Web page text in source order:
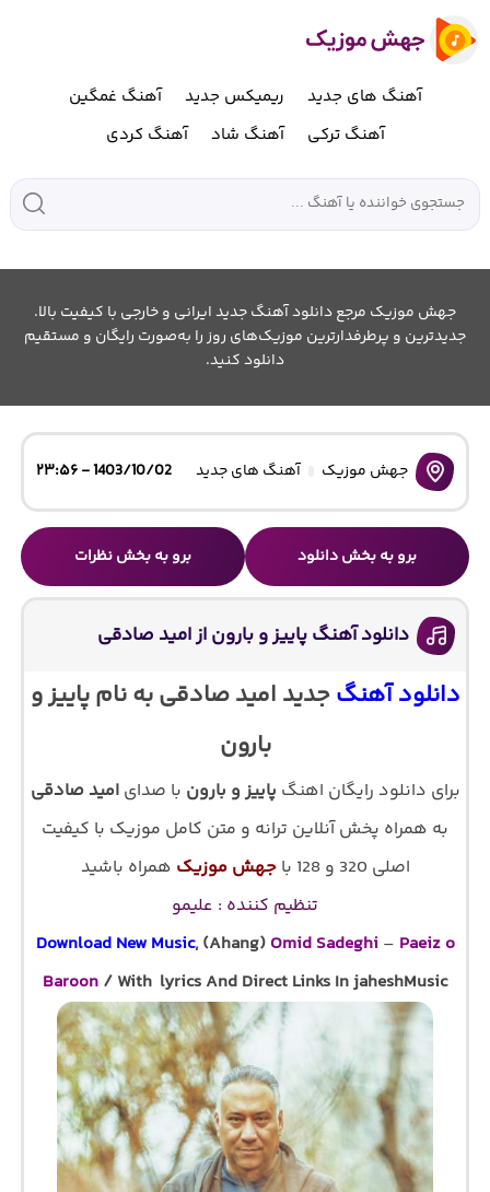
آهنگ های جدید ریمیکس جدید
آهنگ غمگین
آهنگ ترکی
آهنگ شاد آهنگ کردی
جهش موزیک مرجع دانلود آهنگ جدید ایرانی و خارجی با کیفیت بالا.
جدیدترین و پرطرفدارترین موزیک‌های روز را به‌صورت رایگان و مستقیم
دانلود کنید.
جهش موزیک آهنگ های جدید 1403/10/02 - ۲۳:۵۶
برو به بخش دانلود برو به بخش نظرات
دانلود آهنگ پاییز و بارون از امید صادقی
دانلود آهنگجدید امید صادقی به نام پاییز و
بارون
برای دانلود رایگان اهنگ پاییز و بارون با صدایامید صادقی
به همراه پخش آنلاین ترانه و متن کامل موزیک با کیفیت
اصلی 320 و 128 با
جهش موزیک همراه باشید
تنظیم کننده : علیمو
Download New Music, (Ahang) Omid Sadeghi – Paeiz o
Baroon / With lyrics And Direct Links In jaheshMusic